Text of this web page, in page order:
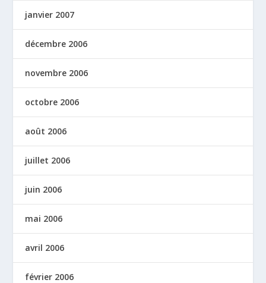
janvier 2007
décembre 2006
novembre 2006
octobre 2006
août 2006
juillet 2006
juin 2006
mai 2006
avril 2006
février 2006